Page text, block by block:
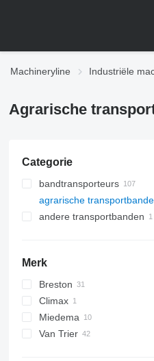
Machineryline Industriële
Agrarische
Categorie
bandtransporteurs
agrarische
andere transportbanden
Merk
Breston
Climax
Miedema
LBV
Van Trier